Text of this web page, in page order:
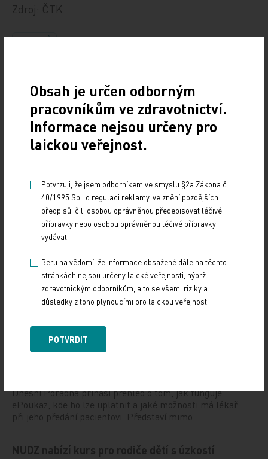
Zdroj: ČTK
Doporučené
(CONy)
10. 3. 2025
19. světový kongres Controversies in Neurology (CONy)
Vystavování ePoukazů
Dnešní Poradna přináší přehled o tom, jak funguje
ePoukaz, kde ho lze uplatnit a jaké možnosti má lékař
při jeho předání pacientovi. Představí mimo…
NUDZ nabízí kurs pro rodiče dětí s úzkostí
Obsah je určen odborným
pracovníkům ve zdravotnictví.
Informace nejsou určeny pro
laickou veřejnost.
Potvrzuji, že jsem odborníkem ve smyslu §2a Zákona č.
40/1995 Sb., o regulaci reklamy, ve znění pozdějších
předpisů, čili osobou oprávněnou předepisovat léčivé
přípravky nebo osobou oprávněnou léčivé přípravky
vydávat.
Beru na vědomí, že informace obsažené dále na těchto
stránkách nejsou určeny laické veřejnosti, nýbrž
zdravotnickým odborníkům, a to se všemi riziky a
důsledky z toho plynoucími pro laickou veřejnost.
POTVRDIT